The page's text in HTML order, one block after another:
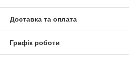
Доставка та оплата
Графік роботи